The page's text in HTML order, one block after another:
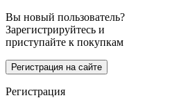
Вы новый пользователь?
Зарегистрируйтесь и
приступайте к покупкам
Регистрация